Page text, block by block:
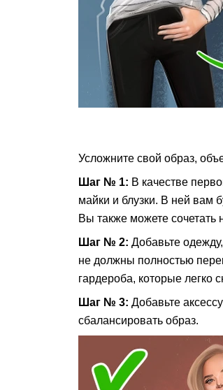
Усложните свой образ,
Шаг № 1: В качестве
майки и блузки. В ней вам
Вы также можете сочетать
Шаг № 2: Добавьте
не должны полностью
гардероба, которые легко
Шаг № 3: Добавьте
сбалансировать образ.